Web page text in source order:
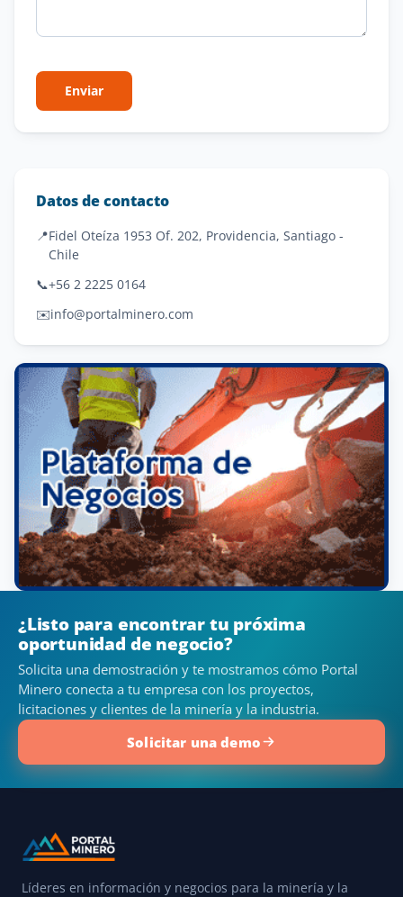
Enviar
Datos de contacto
📍Fidel Oteíza 1953 Of. 202, Providencia, Santiago -
Chile
📞+56 2 2225 0164
✉️info@portalminero.com
¿Listo para encontrar tu próxima
oportunidad de negocio?
Solicita una demostración y te mostramos cómo Portal
Minero conecta a tu empresa con los proyectos,
licitaciones y clientes de la minería y la industria.
Solicitar una demo
Líderes en información y negocios para la minería y la